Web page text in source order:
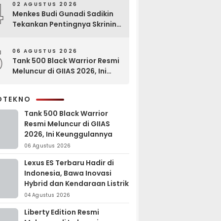
02 AGUSTUS 2026
Menkes Budi Gunadi Sadikin
Tekankan Pentingnya Skrining
06 AGUSTUS 2026
Tank 500 Black Warrior Resmi
Meluncur di GIIAS 2026, Ini
Tank 500 Black Warrior
Resmi Meluncur di GIIAS
2026, Ini Keunggulannya
06 Agustus 2026
Lexus ES Terbaru Hadir di
Indonesia, Bawa Inovasi
Hybrid dan Kendaraan Listrik
04 Agustus 2026
Liberty Edition Resmi